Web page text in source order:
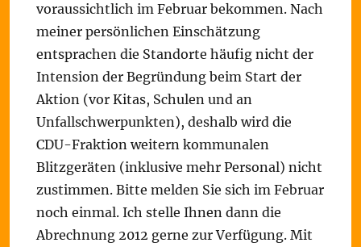
voraussichtlich im Februar bekommen. Nach
meiner persönlichen Einschätzung
entsprachen die Standorte häufig nicht der
Intension der Begründung beim Start der
Aktion (vor Kitas, Schulen und an
Unfallschwerpunkten), deshalb wird die
CDU-Fraktion weitern kommunalen
Blitzgeräten (inklusive mehr Personal) nicht
zustimmen. Bitte melden Sie sich im Februar
noch einmal. Ich stelle Ihnen dann die
Abrechnung 2012 gerne zur Verfügung. Mit